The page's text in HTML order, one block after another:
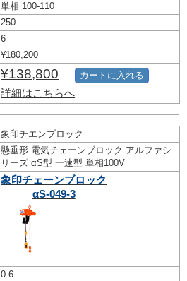
単相 100-110
250
6
¥180,200
¥138,800
詳細はこちらへ
カートに入れる
象印チエンブロック
懸垂形 電気チェーンブロック アルファシ
リーズ αS型 一速型 単相100V
象印チェーンブロック
αS-049-3
0.6